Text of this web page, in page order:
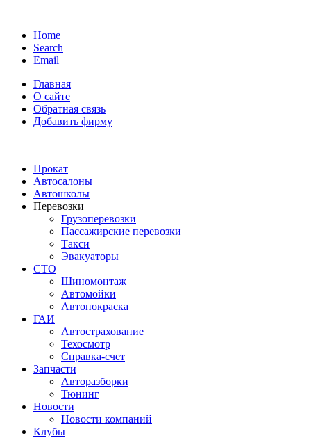
Home
Search
Email
Главная
О сайте
Обратная связь
Добавить фирму
Прокат
Автосалоны
Автошколы
Перевозки
Грузоперевозки
Пассажирские перевозки
Такси
Эвакуаторы
СТО
Шиномонтаж
Автомойки
Автопокраска
ГАИ
Автострахование
Техосмотр
Справка-счет
Запчасти
Авторазборки
Тюнинг
Новости
Новости компаний
Клубы